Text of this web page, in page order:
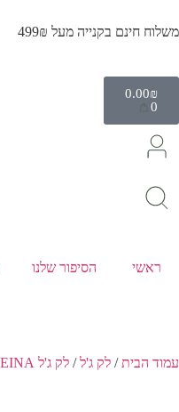
משלוח חינם בקנייה מעל 499₪
0.00₪
0
ראשי הסיפור שלנו
עמוד הבית/ לק ג'ל/ לק ג'ל REINA - ריינה